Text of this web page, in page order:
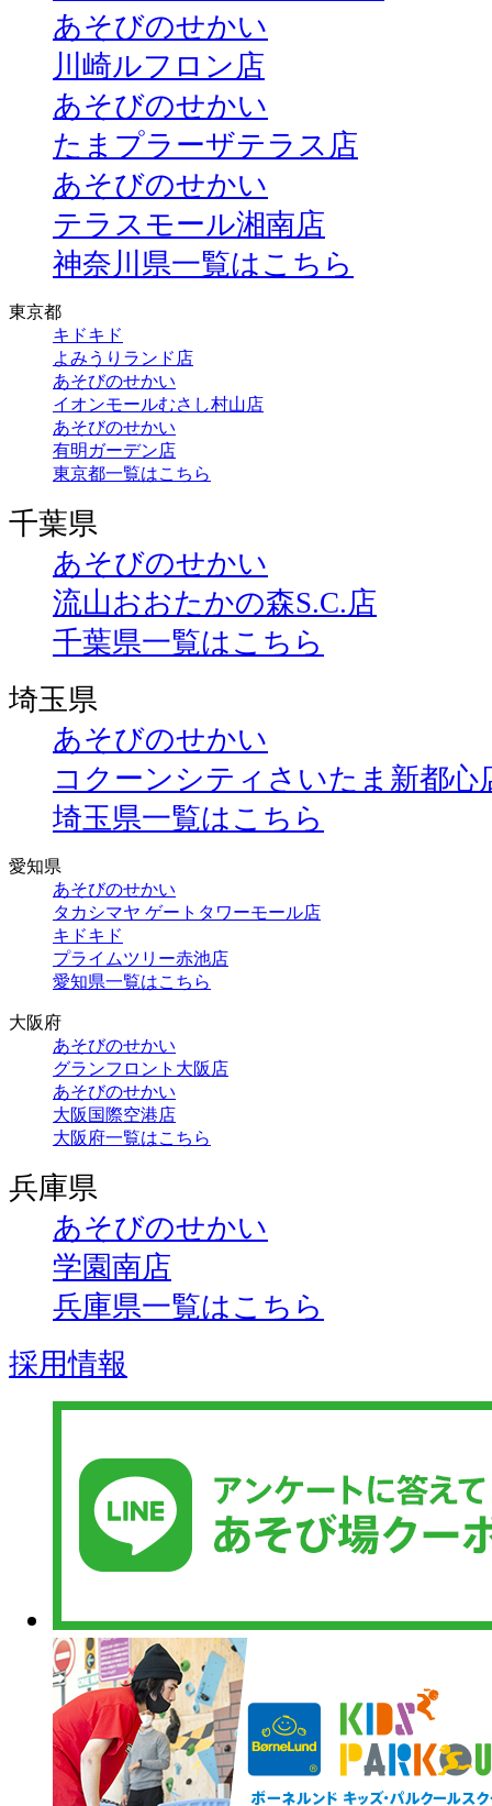
あそびのせかい
川崎ルフロン店
あそびのせかい
たまプラーザテラス店
あそびのせかい
テラスモール湘南店
神奈川県一覧はこちら
東京都
キドキド
よみうりランド店
あそびのせかい
イオンモールむさし村山店
あそびのせかい
有明ガーデン店
東京都一覧はこちら
千葉県
あそびのせかい
流山おおたかの森S.C.店
千葉県一覧はこちら
埼玉県
あそびのせかい
コクーンシティさいたま新都心
埼玉県一覧はこちら
愛知県
あそびのせかい
タカシマヤ ゲートタワーモール店
キドキド
プライムツリー赤池店
愛知県一覧はこちら
大阪府
あそびのせかい
グランフロント大阪店
あそびのせかい
大阪国際空港店
大阪府一覧はこちら
兵庫県
あそびのせかい
学園南店
兵庫県一覧はこちら
採用情報